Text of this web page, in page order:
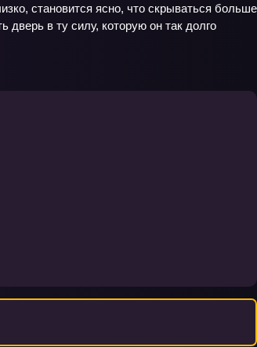
становится ясно, что скрываться больше
в ту силу, которую он так долго